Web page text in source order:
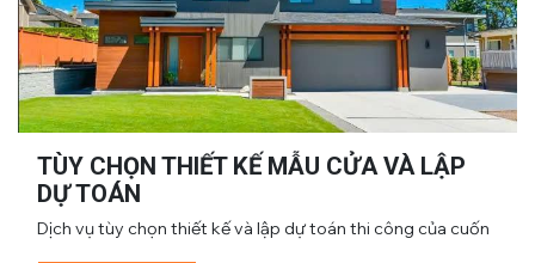
TÙY CHỌN THIẾT KẾ MẪU CỬA VÀ LẬP
DỰ TOÁN
Dịch vụ tùy chọn thiết kế và lập dự toán thi công của cuốn